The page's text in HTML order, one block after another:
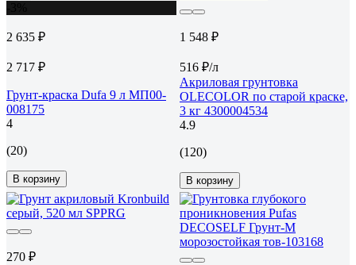
2 635 ₽
2 717 ₽
Грунт-краска Dufa 9 л МП00-
008175
4
(20)
В корзину
1 548 ₽
516 ₽/л
Акриловая грунтовка
OLECOLOR по старой краске,
3 кг 4300004534
4.9
(120)
В корзину
270 ₽